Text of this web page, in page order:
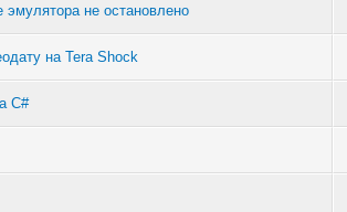
эмулятора не остановлено
на Tera Shock
C#